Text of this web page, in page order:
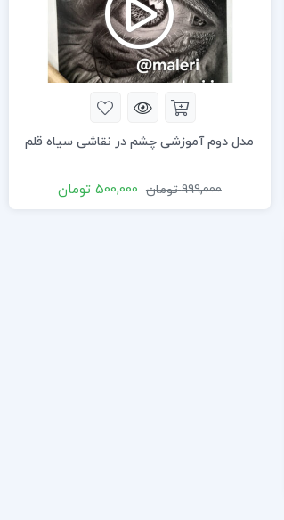
مدل دوم آموزشی چشم در نقاشی سیاه قلم
999,000 تومان 500,000 تومان